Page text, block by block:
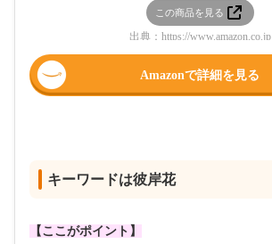
この商品を見る
出典： https://www.amazon.co.jp
Amazonで詳細を見る
キーワードは彼岸花
【ここがポイント】